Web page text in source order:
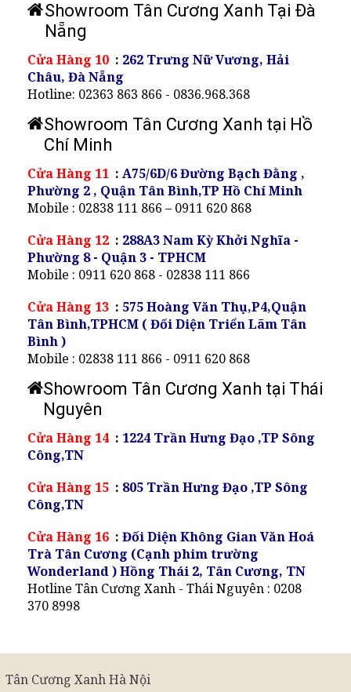
Showroom Tân Cương Xanh Tại Đà
Nẵng
Cửa Hàng 10 : 262 Trưng Nữ Vương, Hải
Châu, Đà Nẵng
Hotline: 02363 863 866 - 0836.968.368
Showroom Tân Cương Xanh tại Hồ
Chí Minh
Cửa Hàng 11 : A75/6D/6 Đường Bạch Đằng ,
Phường 2 , Quận Tân Bình,TP Hồ Chí Minh
Mobile : 02838 111 866 – 0911 620 868
Cửa Hàng 12 : 288A3 Nam Kỳ Khởi Nghĩa -
Phường 8 - Quận 3 - TPHCM
Mobile : 0911 620 868 - 02838 111 866
Cửa Hàng 13 : 575 Hoàng Văn Thụ,P4,Quận
Tân Bình,TPHCM ( Đối Diện Triển Lãm Tân
Bình )
Mobile : 02838 111 866 - 0911 620 868
Showroom Tân Cương Xanh tại Thái
Nguyên
Cửa Hàng 14 : 1224 Trần Hưng Đạo ,TP Sông
Công,TN
Cửa Hàng 15 : 805 Trần Hưng Đạo ,TP Sông
Công,TN
Cửa Hàng 16 : Đối Diện Không Gian Văn Hoá
Trà Tân Cương (Cạnh phim trường
Wonderland ) Hồng Thái 2, Tân Cương, TN
Hotline Tân Cương Xanh - Thái Nguyên : 0208
370 8998
Tân Cương Xanh Hà Nội